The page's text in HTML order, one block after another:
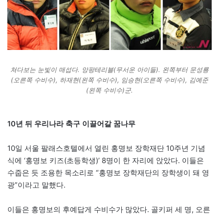
쳐다보는 눈빛이 매섭다. 앙팡테리블(무서운 아이들). 왼쪽부터 문성룡
(오른쪽 수비수), 하재현(왼쪽 수비수), 임승현(오른쪽 수비수), 김예준
(왼쪽 수비수)군.
10년 뒤 우리나라 축구 이끌어갈 꿈나무
10일 서울 팔래스호텔에서 열린 홍명보 장학재단 10주년 기념
식에 ‘홍명보 키즈(초등학생)’ 8명이 한 자리에 앉았다. 이들은
수줍은 듯 조용한 목소리로 “홍명보 장학재단의 장학생이 돼 영
광”이라고 말했다.
이들은 홍명보의 후예답게 수비수가 많았다. 골키퍼 세 명, 오른